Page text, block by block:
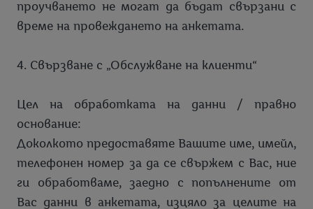
проучването не могат да бъдат свързани с
време на провеждането на анкетата.
4. Свързване с „Обслужване на клиенти“
Цел на обработката на данни / правно
основание:
Доколкото предоставяте Вашите име, имейл,
телефонен номер за да се свържем с Вас, ние
ги обработваме, заедно с попълнените от
Вас данни в анкетата, изцяло за целите на